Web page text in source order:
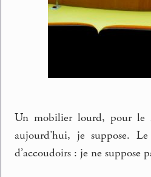
Un mobilier lourd, pour le
aujourd’hui, je suppose.
d’accoudoirs : je ne suppose